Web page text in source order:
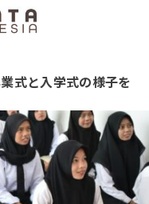
式と入学式の様子を